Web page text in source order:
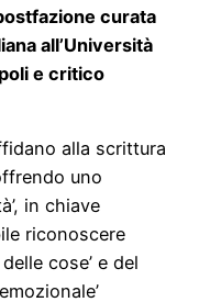
curata
all’Università
e critico
alla scrittura
uno
in chiave
riconoscere
cose’ e del